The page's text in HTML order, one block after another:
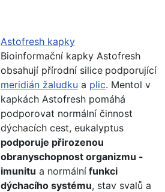
Astofresh kapky
Bioinformační kapky Astofresh
obsahují přírodní silice podporující
meridián žaludku a plic. Mentol v
kapkách Astofresh pomáhá
podporovat normální činnost
dýchacích cest, eukalyptus
podporuje přirozenou
obranyschopnost organizmu -
imunitu a normální funkci
dýchacího systému, stav svalů a